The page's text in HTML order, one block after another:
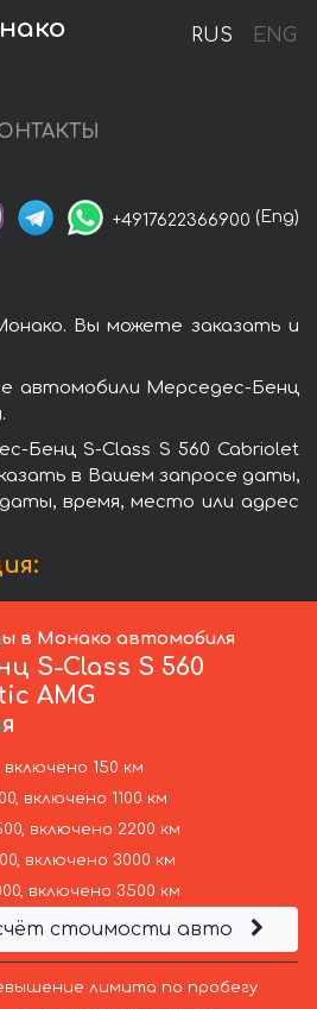
RUS ENG
+4917622366900 (Eng)
Вы можете заказать и
автомобили Мерседес-Бенц
Бенц S-Class S 560 Cabriolet
в Вашем запросе даты,
время, место или адрес
в Монако автомобиля
S-Class S 560
AMG
включено 150 км
включено 1100 км
включено 2200 км
включено 3000 км
включено 3500 км
стоимости авто
лимита по пробегу